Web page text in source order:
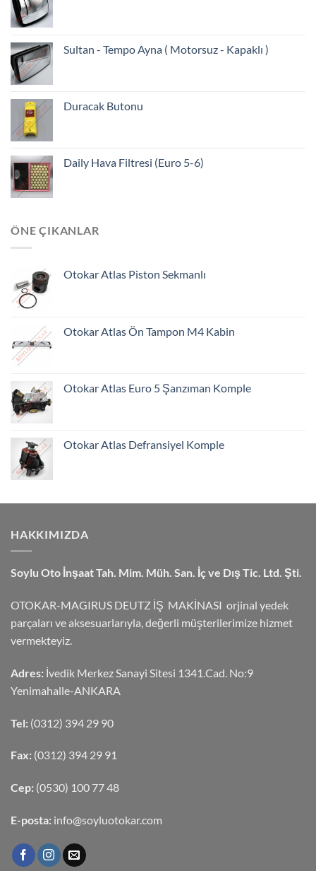
Sultan - Tempo Ayna ( Motorsuz - Kapaklı )
Duracak Butonu
Daily Hava Filtresi (Euro 5-6)
ÖNE ÇIKANLAR
Otokar Atlas Piston Sekmanlı
Otokar Atlas Ön Tampon M4 Kabin
Otokar Atlas Euro 5 Şanzıman Komple
Otokar Atlas Defransiyel Komple
HAKKIMIZDA
Soylu Oto İnşaat Tah. Mim. Müh. San. İç ve Dış Tic. Ltd. Şti.
OTOKAR-MAGIRUS DEUTZ İŞ MAKİNASI orjinal yedek
parçaları ve aksesuarlarıyla, değerli müşterilerimize hizmet
vermekteyiz.
Adres: İvedik Merkez Sanayi Sitesi 1341.Cad. No:9
Yenimahalle-ANKARA
Tel: (0312) 394 29 90
Fax: (0312) 394 29 91
Cep: (0530) 100 77 48
E-posta: info@soyluotokar.com